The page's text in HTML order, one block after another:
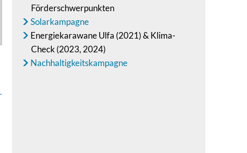
Förderschwerpunkten
Solarkampagne
Energiekarawane Ulfa (2021) & Klima-
Check (2023, 2024)
Nachhaltigkeitskampagne